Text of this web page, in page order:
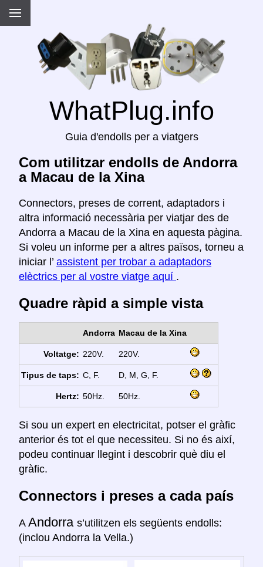
WhatPlug.info
Guia d'endolls per a viatgers
Com utilitzar endolls de Andorra
a Macau de la Xina
Connectors, preses de corrent, adaptadors i
altra informació necessària per viatjar des de
Andorra a Macau de la Xina en aquesta pàgina.
Si voleu un informe per a altres països, torneu a
iniciar l’ assistent per trobar a adaptadors
elèctrics per al vostre viatge aquí .
Quadre ràpid a simple vista
Andorra Macau de la Xina
Voltatge: 220V. 220V.
Tipus de taps: C, F. D, M, G, F.
Hertz: 50Hz. 50Hz.
Si sou un expert en electricitat, potser el gràfic
anterior és tot el que necessiteu. Si no és així,
podeu continuar llegint i descobrir què diu el
gràfic.
Connectors i preses a cada país
A Andorra s’utilitzen els següents endolls:
(inclou Andorra la Vella.)